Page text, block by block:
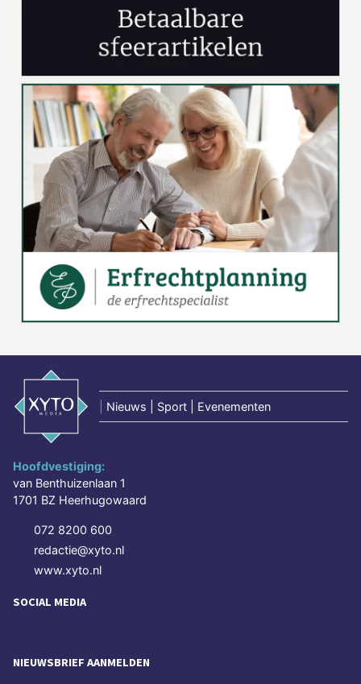
Nieuws | Sport | Evenementen
Hoofdvestiging:
van Benthuizenlaan 1
1701 BZ Heerhugowaard
072 8200 600
redactie@xyto.nl
www.xyto.nl
SOCIAL MEDIA
NIEUWSBRIEF AANMELDEN